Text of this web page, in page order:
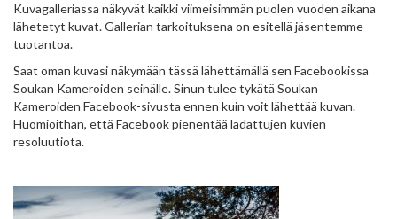
Kuvagalleriassa näkyvät kaikki viimeisimmän puolen vuoden aikana
lähetetyt kuvat. Gallerian tarkoituksena on esitellä jäsentemme
tuotantoa.
Saat oman kuvasi näkymään tässä lähettämällä sen Facebookissa
Soukan Kameroiden seinälle. Sinun tulee tykätä Soukan
Kameroiden Facebook-sivusta ennen kuin voit lähettää kuvan.
Huomioithan, että Facebook pienentää ladattujen kuvien
resoluutiota.